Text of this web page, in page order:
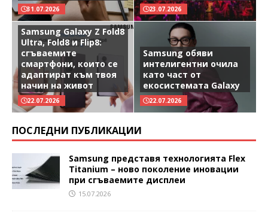
31.07.2026 23.07.2026
Samsung Galaxy Z Fold8
Ultra, Fold8 и Flip8:
сгъваемите
смартфони, които се
адаптират към твоя
начин на живот
22.07.2026
Samsung обяви
интелигентни очила
като част от
екосистемата Galaxy
22.07.2026
ПОСЛЕДНИ ПУБЛИКАЦИИ
Samsung представя технологията Flex
Titanium – ново поколение иновации
при сгъваемите дисплеи
15.07.2026